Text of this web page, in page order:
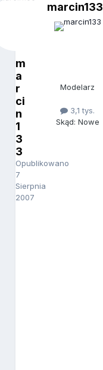
m
a
r
ci
n
1
3
3
Opublikowano
7
Sierpnia
2007
marcin133
Modelarz
3,1 tys.
Skąd: Nowe